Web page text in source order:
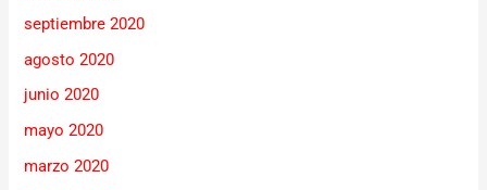
septiembre 2020
agosto 2020
junio 2020
mayo 2020
marzo 2020